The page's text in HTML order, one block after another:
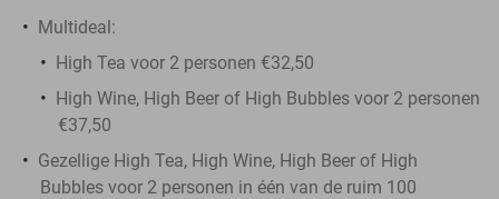
Multideal:
High Tea voor 2 personen €32,50
High Wine, High Beer of High Bubbles voor 2 personen
€37,50
Gezellige High Tea, High Wine, High Beer of High
Bubbles voor 2 personen in één van de ruim 100